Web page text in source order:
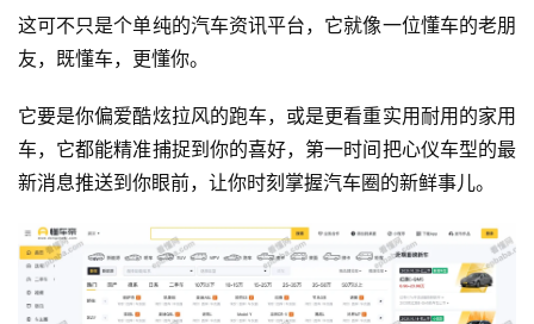
这可不只是个单纯的汽车资讯平台，它就像一位懂车的老朋
友，既懂车，更懂你。
它要是你偏爱酷炫拉风的跑车，或是更看重实用耐用的家用
车，它都能精准捕捉到你的喜好，第一时间把心仪车型的最
新消息推送到你眼前，让你时刻掌握汽车圈的新鲜事儿。